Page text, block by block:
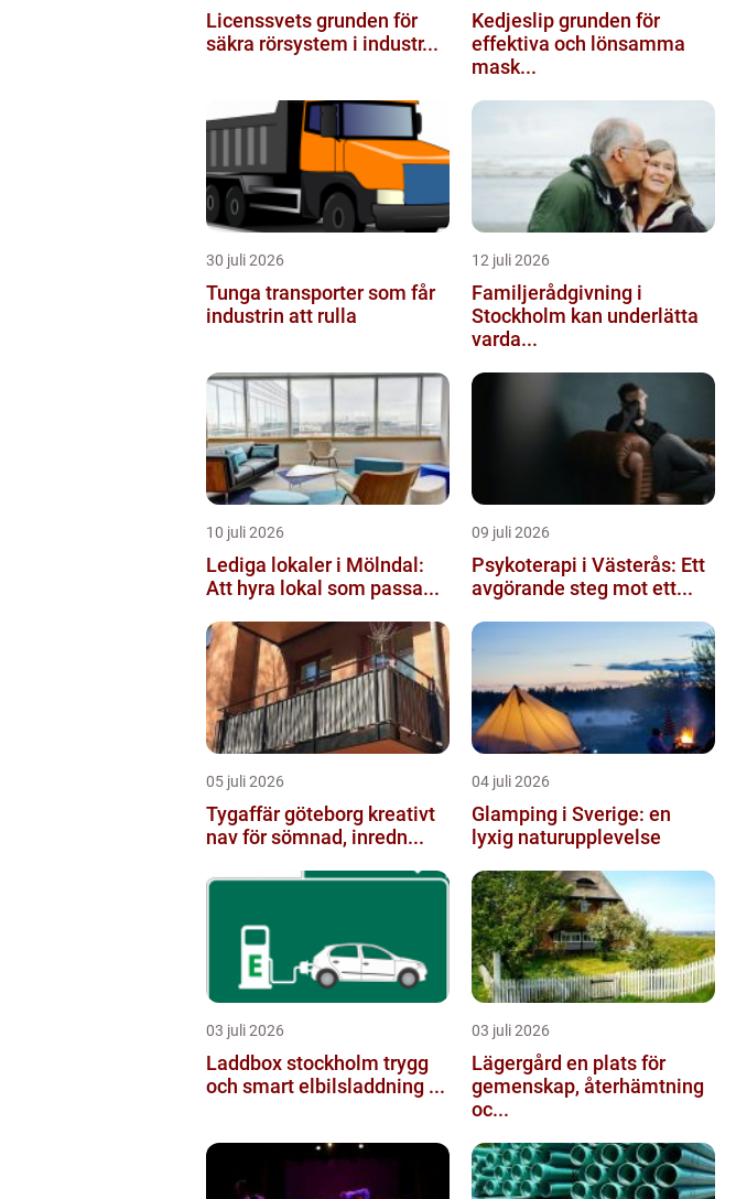
Licenssvets grunden för
säkra rörsystem i industr...
Kedjeslip grunden för
effektiva och lönsamma
mask...
30 juli 2026
Tunga transporter som får
industrin att rulla
12 juli 2026
Familjerådgivning i
Stockholm kan underlätta
varda...
10 juli 2026
Lediga lokaler i Mölndal:
Att hyra lokal som passa...
09 juli 2026
Psykoterapi i Västerås: Ett
avgörande steg mot ett...
05 juli 2026
Tygaffär göteborg kreativt
nav för sömnad, inredn...
04 juli 2026
Glamping i Sverige: en
lyxig naturupplevelse
03 juli 2026
Laddbox stockholm trygg
och smart elbilsladdning ...
03 juli 2026
Lägergård en plats för
gemenskap, återhämtning
oc...